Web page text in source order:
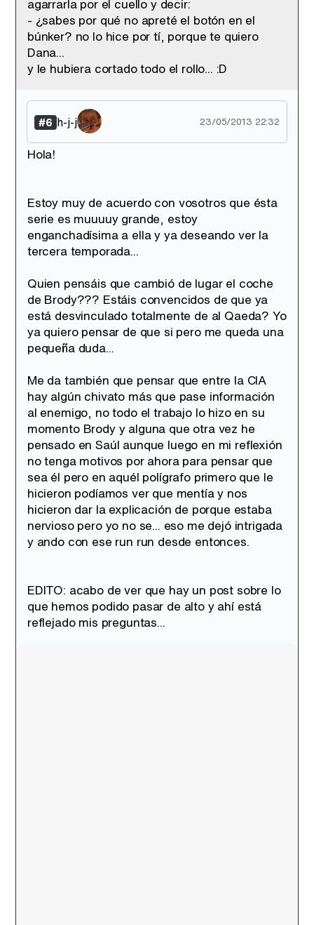
agarrarla por el cuello y decir:
- ¿sabes por qué no apreté el botón en el
búnker? no lo hice por tí, porque te quiero
Dana...
y le hubiera cortado todo el rollo... :D
#6 h-j-j 23/05/2013 22:32
Hola!
Estoy muy de acuerdo con vosotros que ésta
serie es muuuuy grande, estoy
enganchadísima a ella y ya deseando ver la
tercera temporada...
Quien pensáis que cambió de lugar el coche
de Brody??? Estáis convencidos de que ya
está desvinculado totalmente de al Qaeda? Yo
ya quiero pensar de que si pero me queda una
pequeña duda...
Me da también que pensar que entre la CIA
hay algún chivato más que pase información
al enemigo, no todo el trabajo lo hizo en su
momento Brody y alguna que otra vez he
pensado en Saúl aunque luego en mi reflexión
no tenga motivos por ahora para pensar que
sea él pero en aquél polígrafo primero que le
hicieron podíamos ver que mentía y nos
hicieron dar la explicación de porque estaba
nervioso pero yo no se... eso me dejó intrigada
y ando con ese run run desde entonces.
EDITO: acabo de ver que hay un post sobre lo
que hemos podido pasar de alto y ahí está
reflejado mis preguntas...